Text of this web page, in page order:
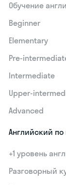
Обучение
Beginner
Elementary
Pre-
Intermediate
Upper-
Advanced
Английский
+1 уровень
Разговорный